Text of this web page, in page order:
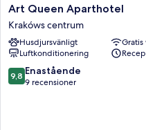
Art
Queen
Aparthotel
Krakóws
centrum
Art Queen Aparthotel
Krakóws centrum
Husdjursvänligt
Luftkonditionering
9.8
av
9,8 Enastående
9 recensioner